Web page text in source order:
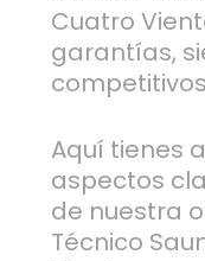
Cuatro
garantías,
Aquí tienes
aspectos
de nuestra
Técnico